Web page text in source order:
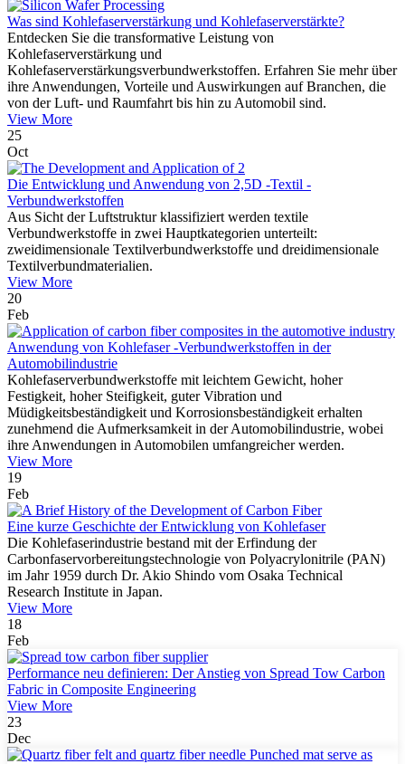
Was sind Kohlefaserverstärkung und Kohlefaserverstärkte?
Entdecken Sie die transformative Leistung von
Kohlefaserverstärkung und
Kohlefaserverstärkungsverbundwerkstoffen. Erfahren Sie mehr über
ihre Anwendungen, Vorteile und Auswirkungen auf Branchen, die
von der Luft- und Raumfahrt bis hin zu Automobil sind.
View More
25
Oct
Die Entwicklung und Anwendung von 2,5D -Textil -
Verbundwerkstoffen
Aus Sicht der Luftstruktur klassifiziert werden textile
Verbundwerkstoffe in zwei Hauptkategorien unterteilt:
zweidimensionale Textilverbundwerkstoffe und dreidimensionale
Textilverbundmaterialien.
View More
20
Feb
Anwendung von Kohlefaser -Verbundwerkstoffen in der
Automobilindustrie
Kohlefaserverbundwerkstoffe mit leichtem Gewicht, hoher
Festigkeit, hoher Steifigkeit, guter Vibration und
Müdigkeitsbeständigkeit und Korrosionsbeständigkeit erhalten
zunehmend die Aufmerksamkeit in der Automobilindustrie, wobei
ihre Anwendungen in Automobilen umfangreicher werden.
View More
19
Feb
Eine kurze Geschichte der Entwicklung von Kohlefaser
Die Kohlefaserindustrie bestand mit der Erfindung der
Carbonfaservorbereitungstechnologie von Polyacrylonitrile (PAN)
im Jahr 1959 durch Dr. Akio Shindo vom Osaka Technical
Research Institute in Japan.
View More
18
Feb
Performance neu definieren: Der Anstieg von Spread Tow Carbon
Fabric in Composite Engineering
View More
23
Dec